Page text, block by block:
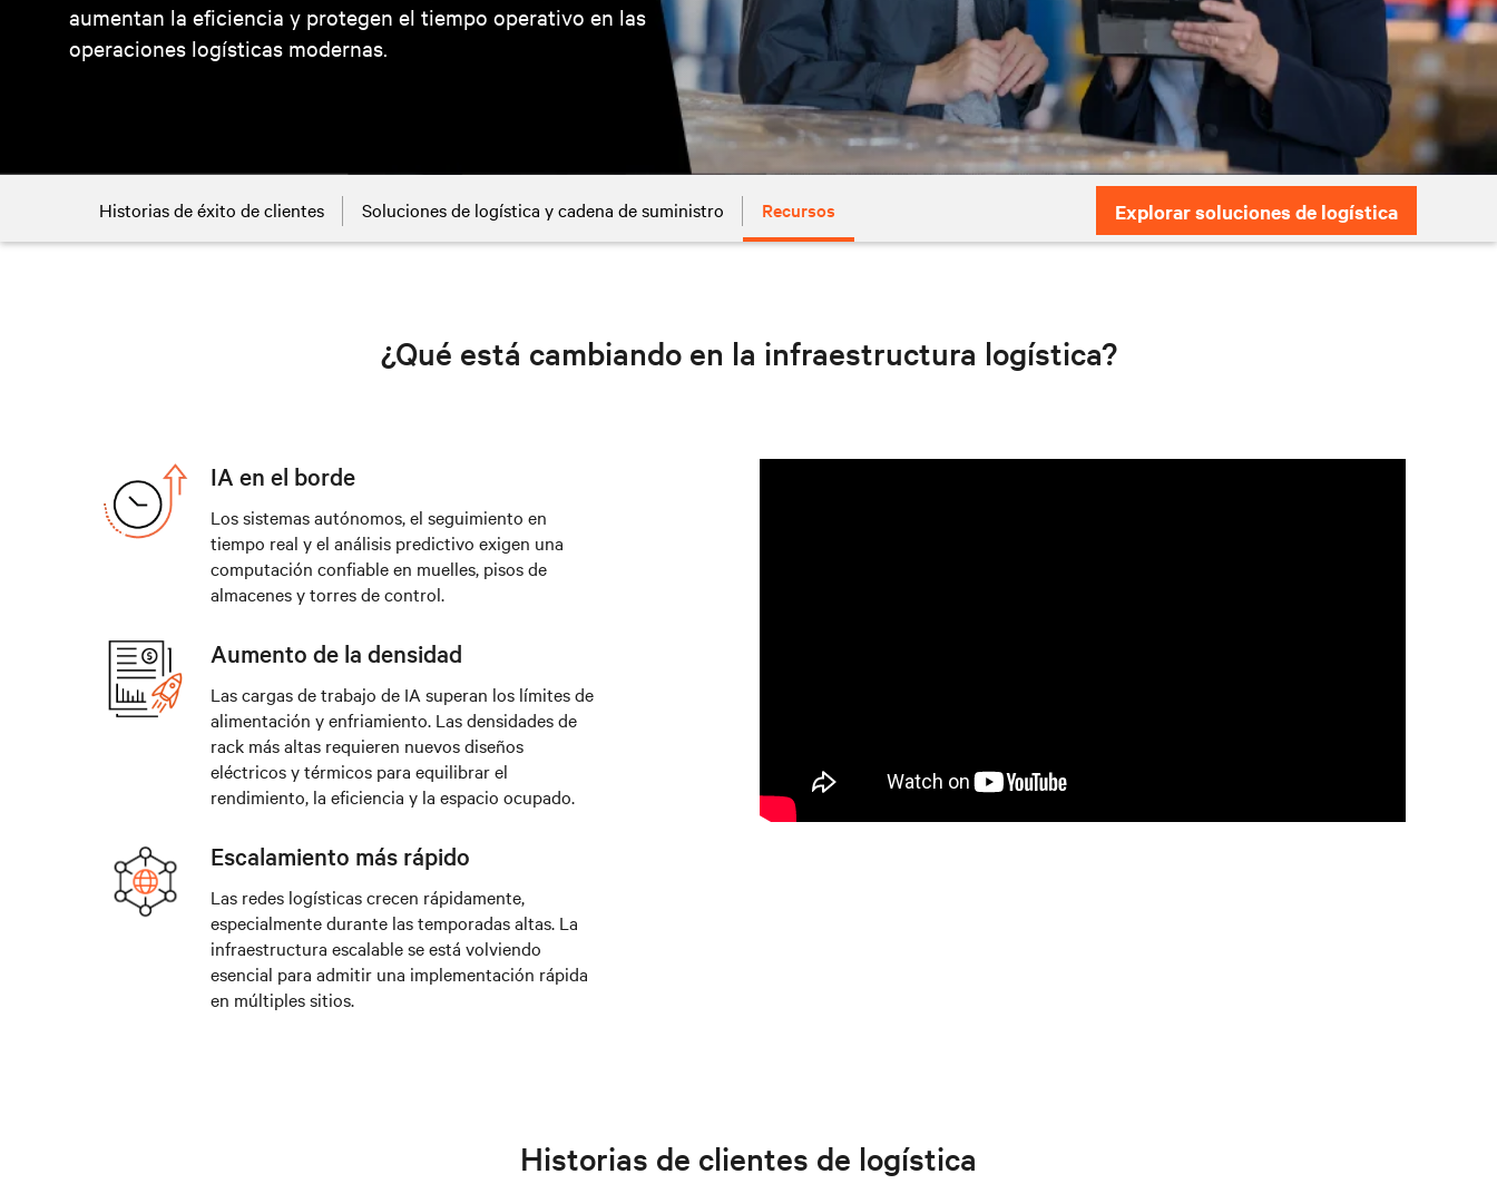
aumentan la eficiencia y protegen el tiempo operativo en las
operaciones logísticas modernas.
Historias de éxito de clientes Soluciones de logística y cadena de suministro Recursos Explorar soluciones de logística
¿Qué está cambiando en la infraestructura logística?
IA en el borde
Los sistemas autónomos, el seguimiento en
tiempo real y el análisis predictivo exigen una
computación confiable en muelles, pisos de
almacenes y torres de control.
Aumento de la densidad
Las cargas de trabajo de IA superan los límites de
alimentación y enfriamiento. Las densidades de
rack más altas requieren nuevos diseños
eléctricos y térmicos para equilibrar el
rendimiento, la eficiencia y la espacio ocupado.
Escalamiento más rápido
Las redes logísticas crecen rápidamente,
especialmente durante las temporadas altas. La
infraestructura escalable se está volviendo
esencial para admitir una implementación rápida
en múltiples sitios.
Historias de clientes de logística